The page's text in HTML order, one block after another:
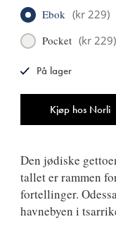
Ebok (kr 229)
Pocket (kr 229)
Kjøp hos Norli
På lager
Den jødiske
tallet er rammen
fortellinger.
havnebyen i